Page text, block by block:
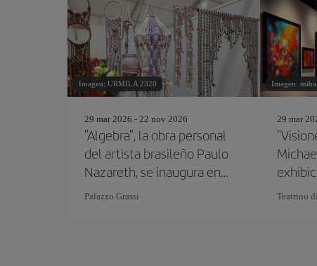
Imagen: URMILA 2320
29 mar 2026 - 22 nov 2026
"Algebra", la obra personal
del artista brasileño Paulo
Nazareth, se inaugura en
la Colección Pinault
Palazzo Grassi
Imagen:
29 mar
Grassi
Teatrino